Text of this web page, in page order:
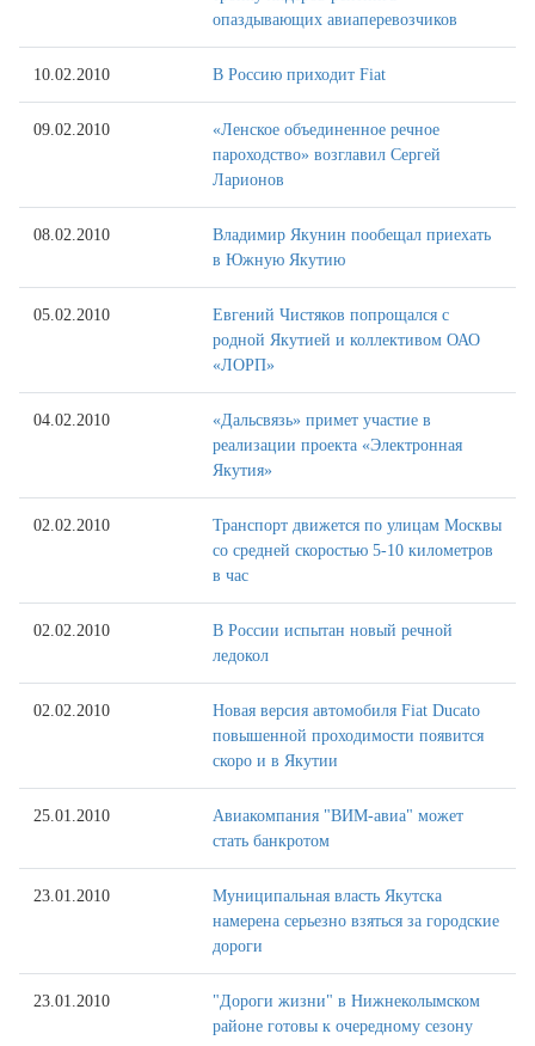
опаздывающих авиаперевозчиков
10.02.2010 В Россию приходит Fiat
09.02.2010
«Ленское объединенное речное
пароходство» возглавил Сергей
Ларионов
08.02.2010
Владимир Якунин пообещал приехать
в Южную Якутию
05.02.2010
Евгений Чистяков попрощался с
родной Якутией и коллективом ОАО
«ЛОРП»
04.02.2010
«Дальсвязь» примет участие в
реализации проекта «Электронная
Якутия»
02.02.2010
Транспорт движется по улицам Москвы
со средней скоростью 5-10 километров
в час
02.02.2010
В России испытан новый речной
ледокол
02.02.2010
Новая версия автомобиля Fiat Ducato
повышенной проходимости появится
скоро и в Якутии
25.01.2010
Авиакомпания "ВИМ-авиа" может
стать банкротом
23.01.2010
Муниципальная власть Якутска
намерена серьезно взяться за городские
дороги
23.01.2010
"Дороги жизни" в Нижнеколымском
районе готовы к очередному сезону